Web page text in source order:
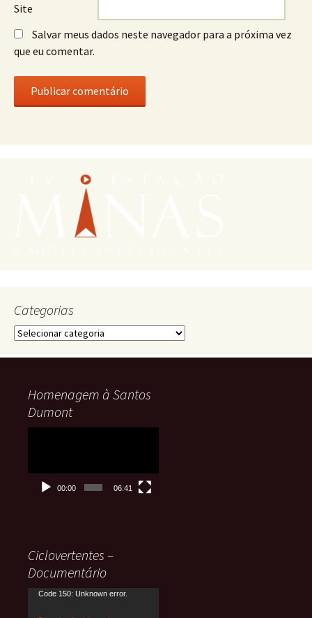
Site
Salvar meus dados neste navegador para a próxima vez
que eu comentar.
Categorias
Categorias
Homenagem à Santos
Dumont
00:00 06:41
Ciclovertentes –
Documentário
Tocador
Code 150: Unknown error.